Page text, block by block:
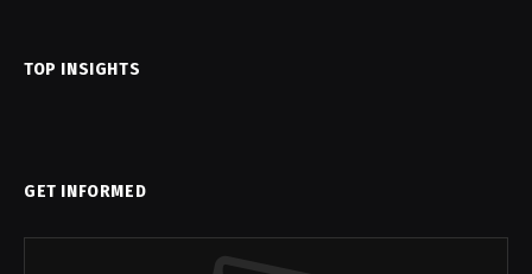
TOP INSIGHTS
GET INFORMED